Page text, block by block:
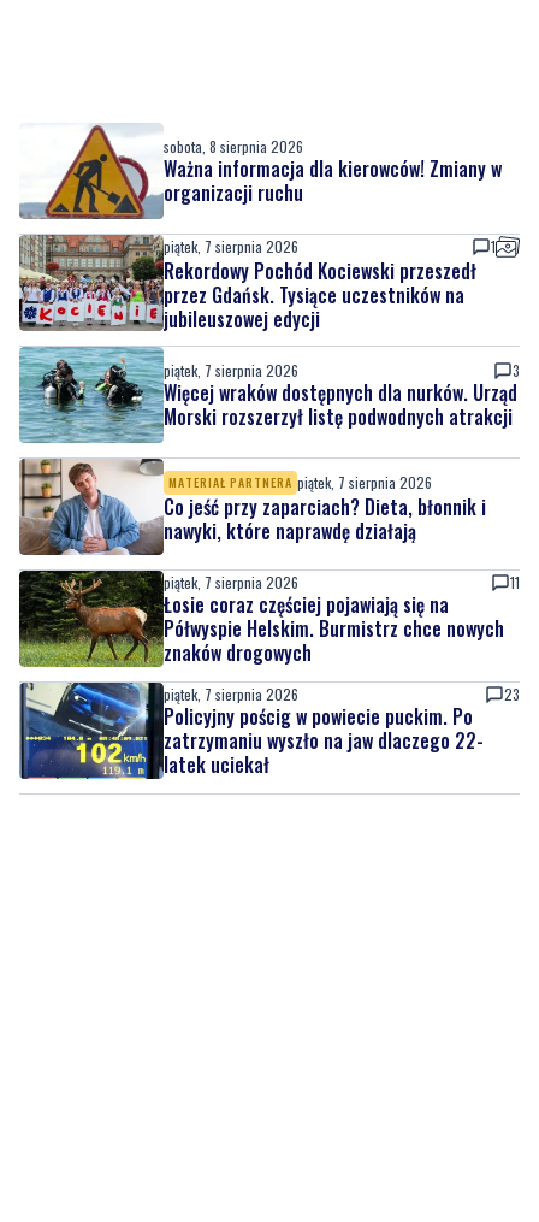
sobota, 8 sierpnia 2026
Ważna informacja dla kierowców! Zmiany w
organizacji ruchu
piątek, 7 sierpnia 2026 1
Rekordowy Pochód Kociewski przeszedł
przez Gdańsk. Tysiące uczestników na
jubileuszowej edycji
piątek, 7 sierpnia 2026 3
Więcej wraków dostępnych dla nurków. Urząd
Morski rozszerzył listę podwodnych atrakcji
MATERIAŁ PARTNERA piątek, 7 sierpnia 2026
Co jeść przy zaparciach? Dieta, błonnik i
nawyki, które naprawdę działają
piątek, 7 sierpnia 2026 11
Łosie coraz częściej pojawiają się na
Półwyspie Helskim. Burmistrz chce nowych
znaków drogowych
piątek, 7 sierpnia 2026 23
Policyjny pościg w powiecie puckim. Po
zatrzymaniu wyszło na jaw dlaczego 22-
latek uciekał